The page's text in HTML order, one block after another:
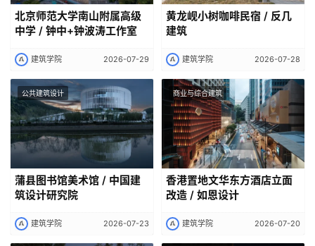
北京师范大学南山附属高级
中学 / 钟中+钟波涛工作室
建筑学院 2026-07-29
黄龙岘小树咖啡民宿 / 反几
建筑
建筑学院 2026-07-28
公共建筑设计
蒲县图书馆美术馆 / 中国建
筑设计研究院
建筑学院 2026-07-23
商业与综合建筑
香港置地文华东方酒店立面
改造 / 如恩设计
建筑学院 2026-07-20